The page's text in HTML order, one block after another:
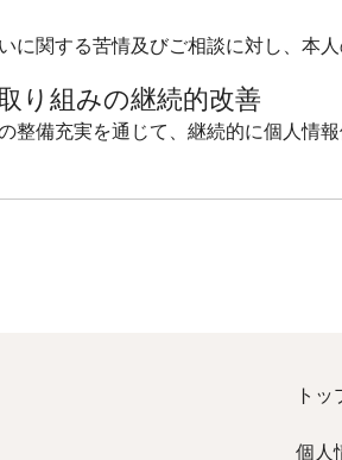
に関する苦情及びご相談に対し、本
り組みの継続的改善
整備充実を通じて、継続的に個人情
トッ
個人